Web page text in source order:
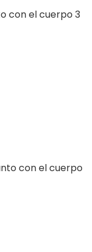
con el cuerpo 3
con el cuerpo